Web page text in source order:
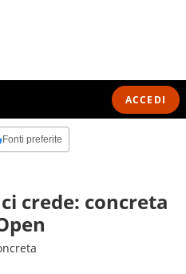
ACCEDI
Fonti preferite
crede: concreta